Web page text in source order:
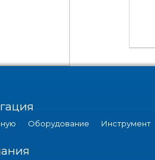
Оборудование Инструмент